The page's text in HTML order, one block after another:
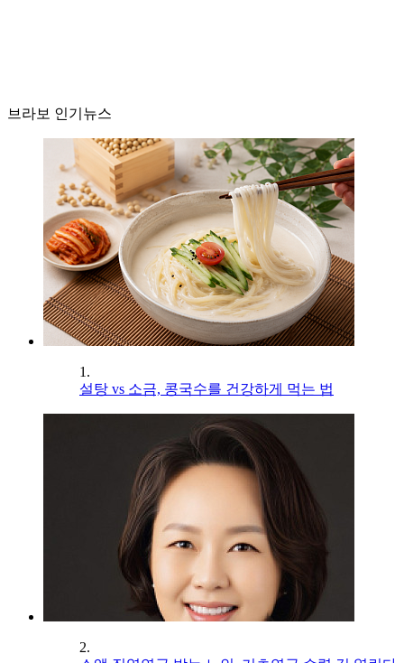
브라보 인기뉴스
1.
설탕 vs 소금, 콩국수를 건강하게 먹는 법
2.